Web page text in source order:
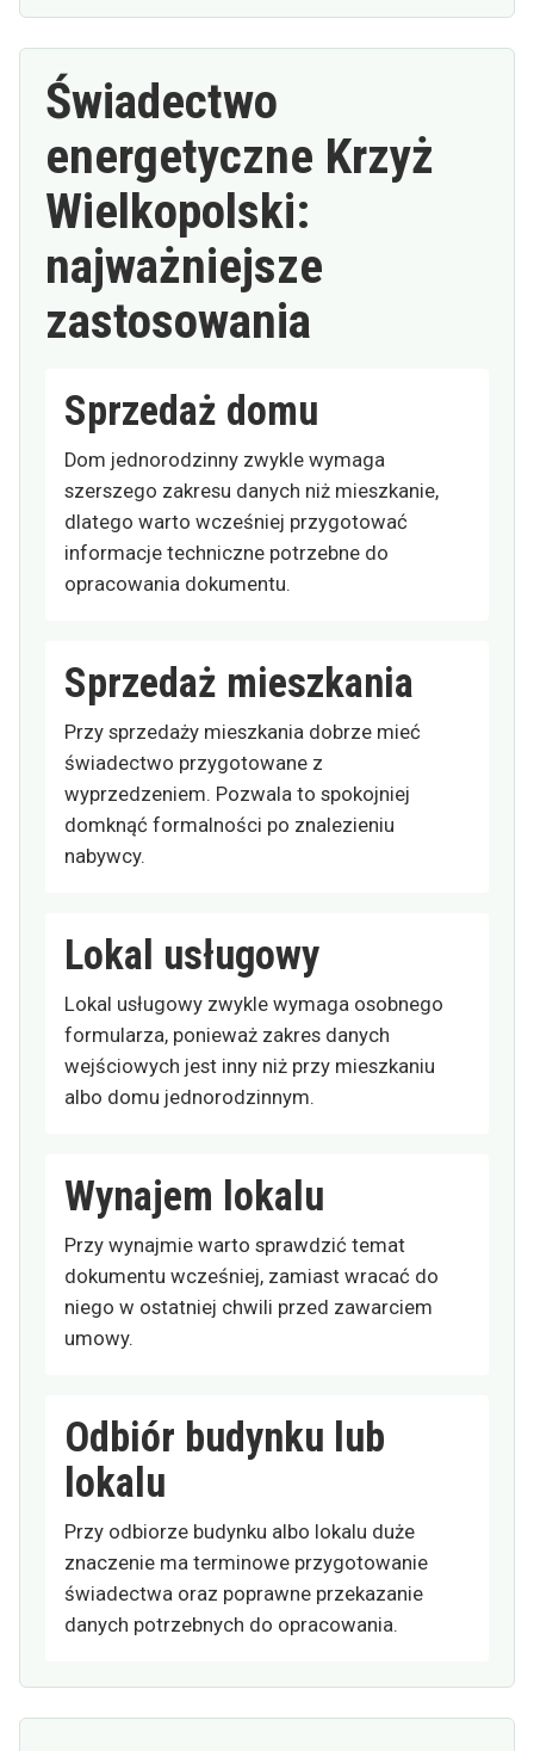
Świadectwo
energetyczne Krzyż
Wielkopolski:
najważniejsze
zastosowania
Sprzedaż domu
Dom jednorodzinny zwykle wymaga
szerszego zakresu danych niż mieszkanie,
dlatego warto wcześniej przygotować
informacje techniczne potrzebne do
opracowania dokumentu.
Sprzedaż mieszkania
Przy sprzedaży mieszkania dobrze mieć
świadectwo przygotowane z
wyprzedzeniem. Pozwala to spokojniej
domknąć formalności po znalezieniu
nabywcy.
Lokal usługowy
Lokal usługowy zwykle wymaga osobnego
formularza, ponieważ zakres danych
wejściowych jest inny niż przy mieszkaniu
albo domu jednorodzinnym.
Wynajem lokalu
Przy wynajmie warto sprawdzić temat
dokumentu wcześniej, zamiast wracać do
niego w ostatniej chwili przed zawarciem
umowy.
Odbiór budynku lub
lokalu
Przy odbiorze budynku albo lokalu duże
znaczenie ma terminowe przygotowanie
świadectwa oraz poprawne przekazanie
danych potrzebnych do opracowania.